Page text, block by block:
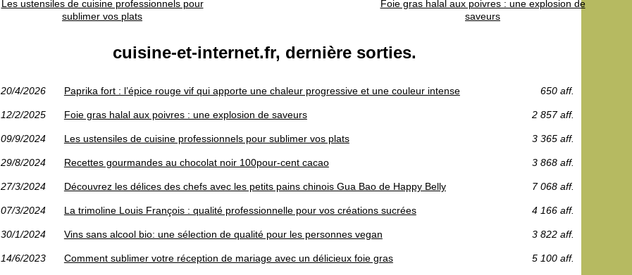
Les ustensiles de cuisine professionnels pour
sublimer vos plats
Foie gras halal aux poivres : une explosion de
saveurs
cuisine-et-internet.fr, dernière sorties.
20/4/2026 Paprika fort : l’épice rouge vif qui apporte une chaleur progressive et une couleur intense 650 aff.
12/2/2025 Foie gras halal aux poivres : une explosion de saveurs 2 857 aff.
09/9/2024 Les ustensiles de cuisine professionnels pour sublimer vos plats 3 365 aff.
29/8/2024 Recettes gourmandes au chocolat noir 100pour-cent cacao 3 868 aff.
27/3/2024 Découvrez les délices des chefs avec les petits pains chinois Gua Bao de Happy Belly 7 068 aff.
07/3/2024 La trimoline Louis François : qualité professionnelle pour vos créations sucrées 4 166 aff.
30/1/2024 Vins sans alcool bio: une sélection de qualité pour les personnes vegan 3 822 aff.
14/6/2023 Comment sublimer votre réception de mariage avec un délicieux foie gras 5 100 aff.